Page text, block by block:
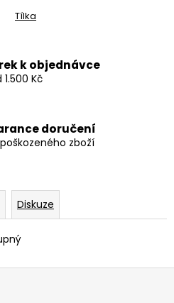
Tílka
k objednávce
1.500 Kč
doručení
zboží
Diskuze